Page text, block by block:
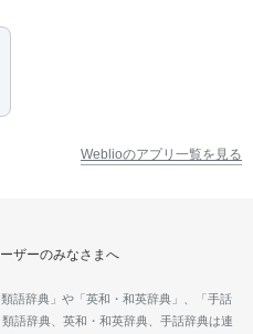
Weblioのアプリ一覧を見る
ザーのみなさまへ
語辞典」や「英和・和英辞典」、「手話
語辞典、英和・和英辞典、手話辞典は連